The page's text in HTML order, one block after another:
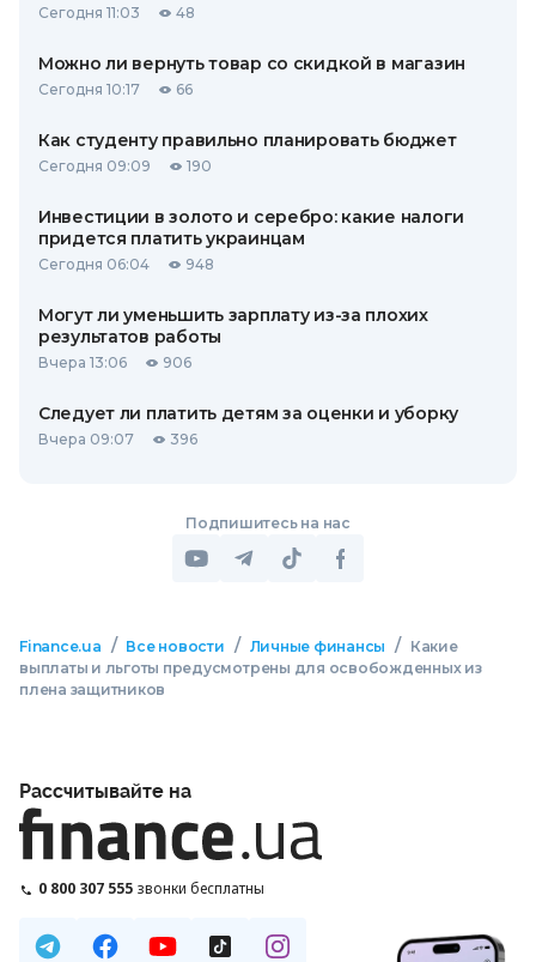
Сегодня 11:03 48
Можно ли вернуть товар со скидкой в ​​магазин
Сегодня 10:17 66
Как студенту правильно планировать бюджет
Сегодня 09:09 190
Инвестиции в золото и серебро: какие налоги
придется платить украинцам
Сегодня 06:04 948
Могут ли уменьшить зарплату из-за плохих
результатов работы
Вчера 13:06 906
Следует ли платить детям за оценки и уборку
Вчера 09:07 396
Подпишитесь на нас
Finance.ua / Все новости / Личные финансы /
Какие
выплаты и льготы предусмотрены для освобожденных из
плена защитников
Рассчитывайте на
0 800 307 555 звонки бесплатны